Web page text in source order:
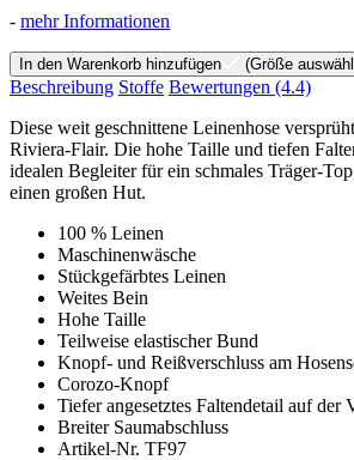
- mehr Informationen
In den Warenkorb hinzufügen (Größe
Beschreibung Stoffe Bewertungen (4.4)
Diese weit geschnittene Leinenhose
Riviera-Flair. Die hohe Taille und tiefen
idealen Begleiter für ein schmales Träger-
einen großen Hut.
100 % Leinen
Maschinenwäsche
Stückgefärbtes Leinen
Weites Bein
Hohe Taille
Teilweise elastischer Bund
Knopf- und Reißverschluss am
Corozo-Knopf
Tiefer angesetztes Faltendetail auf der
Breiter Saumabschluss
Artikel-Nr. TF97